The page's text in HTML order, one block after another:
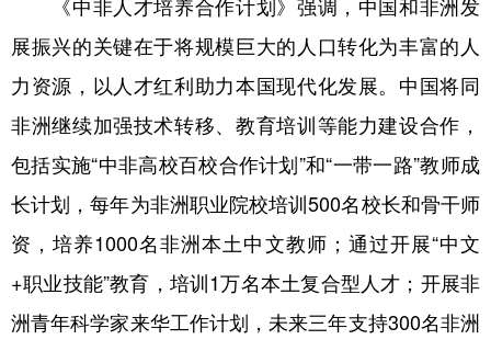
展振兴的关键在于将规模巨大的人口转化为丰富的人
力资源，以人才红利助力本国现代化发展。中国将同
非洲继续加强技术转移、教育培训等能力建设合作，
包括实施“中非高校百校合作计划”和“一带一路”教师成
长计划，每年为非洲职业院校培训500名校长和骨干师
资，培养1000名非洲本土中文教师；通过开展“中文
+职业技能”教育，培训1万名本土复合型人才；开展非
洲青年科学家来华工作计划，未来三年支持300名非洲